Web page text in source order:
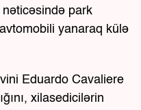
nəticəsində park
yanaraq külə
Eduardo Cavaliere
xilasedicilərin